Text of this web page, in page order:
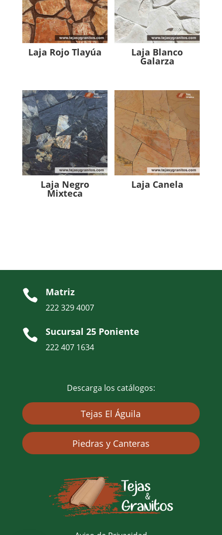
Laja Rojo Tlayúa Laja Blanco
Galarza
Laja Negro
Mixteca
Laja Canela
 Matriz
222 329 4007
 Sucursal 25 Poniente
222 407 1634
Descarga los catálogos:
Tejas El Águila
Piedras y Canteras